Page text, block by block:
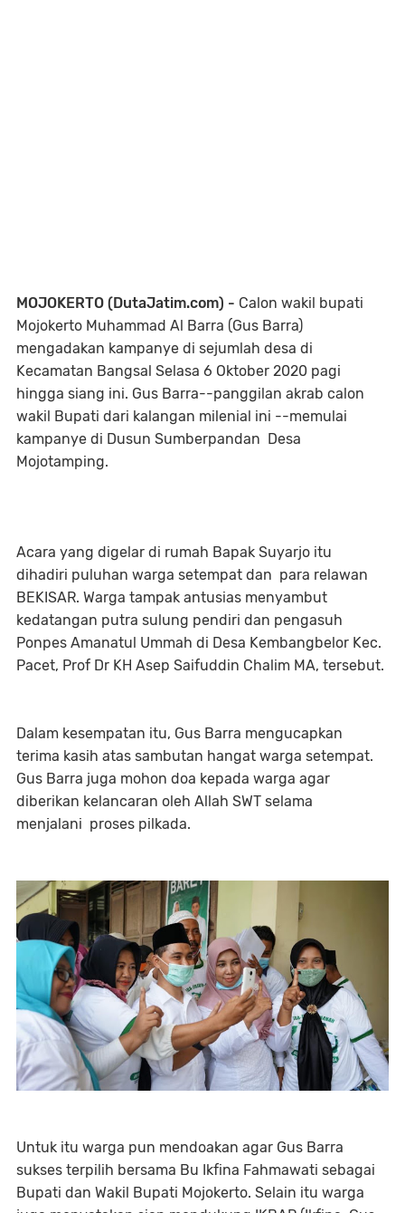
MOJOKERTO (DutaJatim.com) - Calon wakil bupati
Mojokerto Muhammad Al Barra (Gus Barra)
mengadakan kampanye di sejumlah desa di
Kecamatan Bangsal Selasa 6 Oktober 2020 pagi
hingga siang ini. Gus Barra--panggilan akrab calon
wakil Bupati dari kalangan milenial ini --memulai
kampanye di Dusun Sumberpandan Desa
Mojotamping.
Acara yang digelar di rumah Bapak Suyarjo itu
dihadiri puluhan warga setempat dan para relawan
BEKISAR. Warga tampak antusias menyambut
kedatangan putra sulung pendiri dan pengasuh
Ponpes Amanatul Ummah di Desa Kembangbelor Kec.
Pacet, Prof Dr KH Asep Saifuddin Chalim MA, tersebut.
Dalam kesempatan itu, Gus Barra mengucapkan
terima kasih atas sambutan hangat warga setempat.
Gus Barra juga mohon doa kepada warga agar
diberikan kelancaran oleh Allah SWT selama
menjalani proses pilkada.
Untuk itu warga pun mendoakan agar Gus Barra
sukses terpilih bersama Bu Ikfina Fahmawati sebagai
Bupati dan Wakil Bupati Mojokerto. Selain itu warga